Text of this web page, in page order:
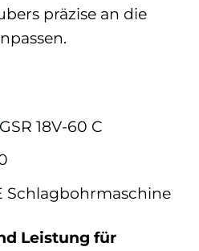
präzise an die
GSR 18V-60 C
Schlagbohrmaschine
Leistung für